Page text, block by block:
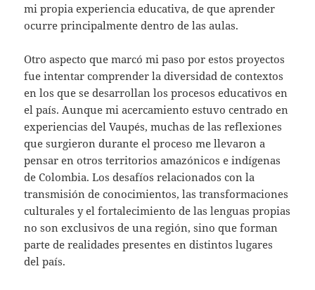
mi propia experiencia educativa, de que aprender
ocurre principalmente dentro de las aulas.
Otro aspecto que marcó mi paso por estos proyectos
fue intentar comprender la diversidad de contextos
en los que se desarrollan los procesos educativos en
el país. Aunque mi acercamiento estuvo centrado en
experiencias del Vaupés, muchas de las reflexiones
que surgieron durante el proceso me llevaron a
pensar en otros territorios amazónicos e indígenas
de Colombia. Los desafíos relacionados con la
transmisión de conocimientos, las transformaciones
culturales y el fortalecimiento de las lenguas propias
no son exclusivos de una región, sino que forman
parte de realidades presentes en distintos lugares
del país.